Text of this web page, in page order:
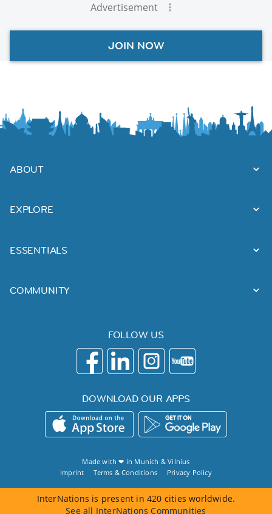
Advertisement
JOIN NOW
ABOUT
EXPLORE
ESSENTIALS
COMMUNITY
FOLLOW US
DOWNLOAD OUR APPS
Made with ❤ in Munich &Vilnius
Imprint
Terms & Conditions Privacy Policy
InterNations is present in 420 cities worldwide.
See all InterNations Communities